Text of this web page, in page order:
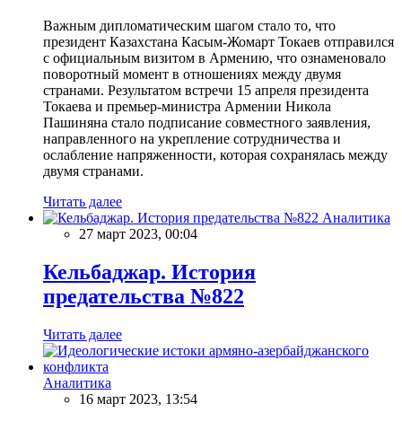
Важным дипломатическим шагом стало то, что
президент Казахстана Касым-Жомарт Токаев отправился
с официальным визитом в Армению, что ознаменовало
поворотный момент в отношениях между двумя
странами. Результатом встречи 15 апреля президента
Токаева и премьер-министра Армении Никола
Пашиняна стало подписание совместного заявления,
направленного на укрепление сотрудничества и
ослабление напряженности, которая сохранялась между
двумя странами.
Читать далее
Аналитика
27 март 2023, 00:04
Кельбаджар. История
предательства №822
Читать далее
Аналитика
16 март 2023, 13:54